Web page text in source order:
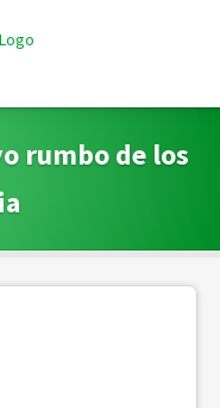
rumbo de los